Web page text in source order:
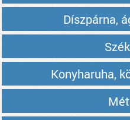
Díszpárna,
Konyharuha,